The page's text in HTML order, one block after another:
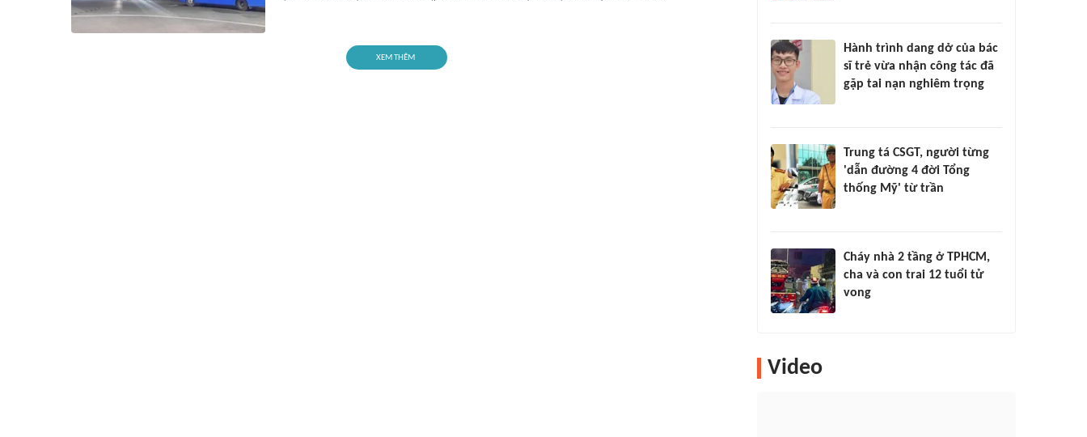
XEM THÊM
Hành trình dang dở của bác
sĩ trẻ vừa nhận công tác đã
gặp tai nạn nghiêm trọng
Trung tá CSGT, người từng
'dẫn đường 4 đời Tổng
thống Mỹ' từ trần
Cháy nhà 2 tầng ở TPHCM,
cha và con trai 12 tuổi tử
vong
Video